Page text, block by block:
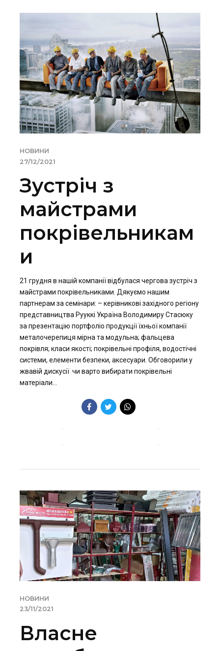
НОВИНИ
27/12/2021
Зустріч з
майстрами
покрівельникам
и
21 грудня в нашій компанії відбулася чергова зустріч з
майстрами покрівельниками. Дякуємо нашим
партнерам за семінари: – керівникові західного регіону
представництва Рууккі Україна Володимиру Стасюку
за презентацію портфоліо продукції їхньої компанії
металочерепиця мірна та модульна; фальцева
покрівля; класи якості; покрівельні профіля, водостічні
системи, елементи безпеки, аксесуари. Обговорили у
жвавій дискусії чи варто вибирати покрівельні
матеріали...
НОВИНИ
23/11/2021
Власне